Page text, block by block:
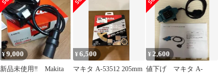
¥9,000
新品未使用‼ Makita
¥6,500
マキタ A-53512 205mm
¥2,600
値下げ マキタ A-